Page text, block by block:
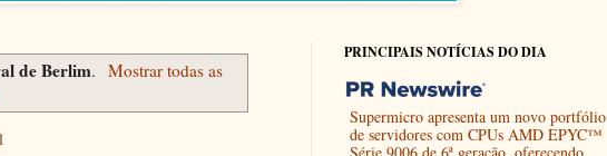
de Berlim. Mostrar todas as
PRINCIPAIS NOTÍCIAS DO DIA
Supermicro apresenta um novo portfólio
de servidores com CPUs AMD EPYC™